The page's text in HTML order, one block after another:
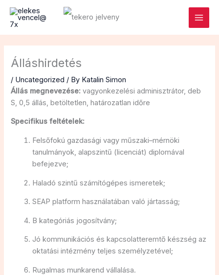
Skip
content
Main
Menu
Álláshirdetés
/ Uncategorized / By Katalin Simon
Állás megnevezése: vagyonkezelési adminisztrátor, deb
S, 0,5 állás, betöltetlen, határozatlan időre
Specifikus feltételek:
Felsőfokú gazdasági vagy műszaki–mérnöki
tanulmányok, alapszintű (licenciát) diplomával
befejezve;
Haladó szintű számítógépes ismeretek;
SEAP platform használatában való jártasság;
B kategóriás jogosítvány;
Jó kommunikációs és kapcsolatteremtő készség az
oktatási intézmény teljes személyzetével;
Rugalmas munkarend vállalása.